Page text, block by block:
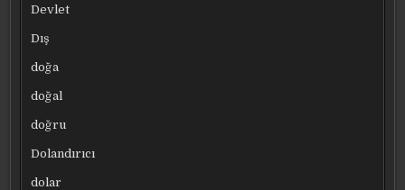
Devlet
Dış
doğa
doğal
doğru
Dolandırıcı
dolar